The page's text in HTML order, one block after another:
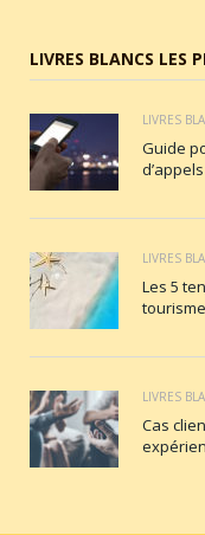
LIVRES BLANCS LES
LIVRES
Guide
LIVRES
Les 5
tourisme
LIVRES
Cas